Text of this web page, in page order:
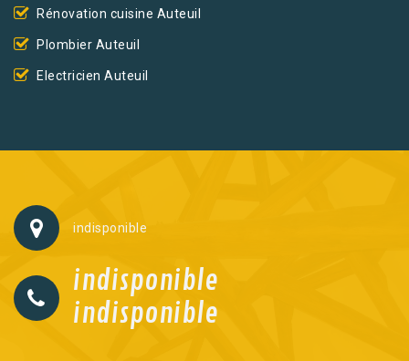
Rénovation cuisine Auteuil
Plombier Auteuil
Electricien Auteuil
indisponible
indisponible
indisponible